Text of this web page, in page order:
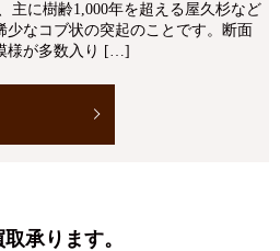
主に樹齢1,000年を超える屋久杉など
少なコブ状の突起のことです。断面
様が多数入り […]
承ります。